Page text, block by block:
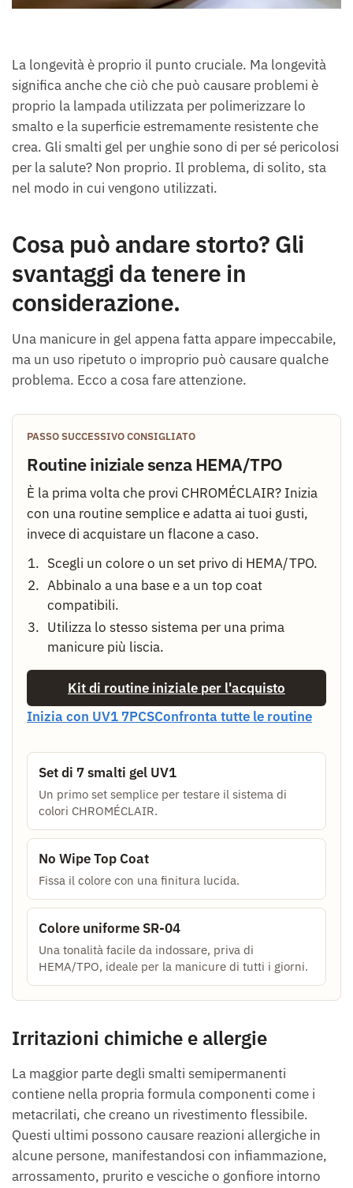
La longevità è proprio il punto cruciale. Ma longevità
significa anche che ciò che può causare problemi è
proprio la lampada utilizzata per polimerizzare lo
smalto e la superficie estremamente resistente che
crea. Gli smalti gel per unghie sono di per sé pericolosi
per la salute? Non proprio. Il problema, di solito, sta
nel modo in cui vengono utilizzati.
Cosa può andare storto? Gli
svantaggi da tenere in
considerazione.
Una manicure in gel appena fatta appare impeccabile,
ma un uso ripetuto o improprio può causare qualche
problema. Ecco a cosa fare attenzione.
PASSO SUCCESSIVO CONSIGLIATO
Routine iniziale senza HEMA/TPO
È la prima volta che provi CHROMÉCLAIR? Inizia
con una routine semplice e adatta ai tuoi gusti,
invece di acquistare un flacone a caso.
Scegli un colore o un set privo di HEMA/TPO.
Abbinalo a una base e a un top coat
compatibili.
Utilizza lo stesso sistema per una prima
manicure più liscia.
Kit di routine iniziale per l'acquisto
Inizia con UV1 7PCSConfronta tutte le routine
Set di 7 smalti gel UV1
Un primo set semplice per testare il sistema di
colori CHROMÉCLAIR.
No Wipe Top Coat
Fissa il colore con una finitura lucida.
Colore uniforme SR-04
Una tonalità facile da indossare, priva di
HEMA/TPO, ideale per la manicure di tutti i giorni.
Irritazioni chimiche e allergie
La maggior parte degli smalti semipermanenti
contiene nella propria formula componenti come i
metacrilati, che creano un rivestimento flessibile.
Questi ultimi possono causare reazioni allergiche in
alcune persone, manifestandosi con infiammazione,
arrossamento, prurito e vesciche o gonfiore intorno